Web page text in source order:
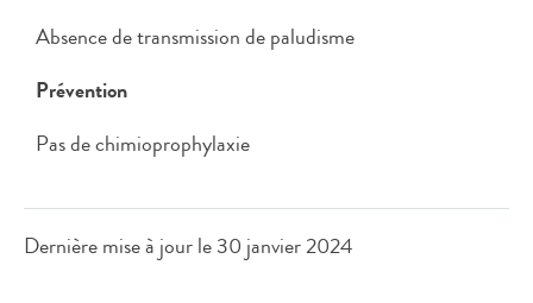
Absence de transmission de paludisme
Prévention
Pas de chimioprophylaxie
Dernière mise à jour le30 janvier 2024